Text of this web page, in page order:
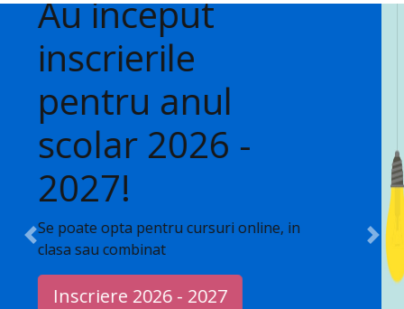
Cursuri de limbi
straine
Cursuri pentru copii si adolescenti
Cerere de inscriere
Previous Next